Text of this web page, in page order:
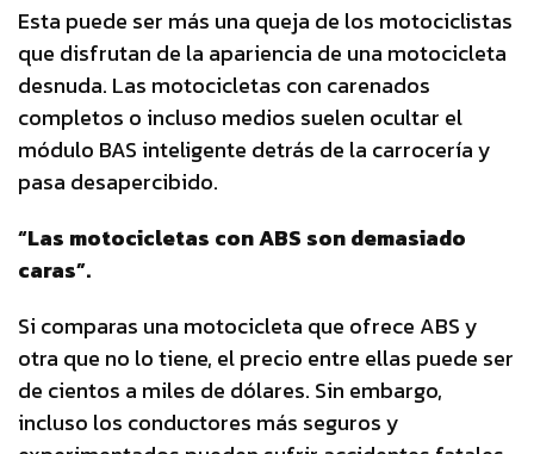
Esta puede ser más una queja de los motociclistas
que disfrutan de la apariencia de una motocicleta
desnuda. Las motocicletas con carenados
completos o incluso medios suelen ocultar el
módulo BAS inteligente detrás de la carrocería y
pasa desapercibido.
“Las motocicletas con ABS son demasiado
caras”.
Si comparas una motocicleta que ofrece ABS y
otra que no lo tiene, el precio entre ellas puede ser
de cientos a miles de dólares. Sin embargo,
incluso los conductores más seguros y